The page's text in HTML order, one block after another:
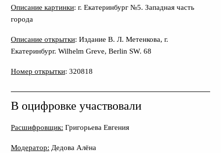
Описание картинки: г. Екатеринбург №5. Западная часть
города
Описание открытки: Издание В. Л. Метенкова, г.
Екатеринбург. Wilhelm Greve, Berlin SW. 68
Номер открытки: 320818
В оцифровке участвовали
Расшифровщик: Григорьева Евгения
Модератор: Дедова Алёна